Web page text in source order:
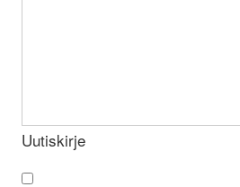
Uutiskirje